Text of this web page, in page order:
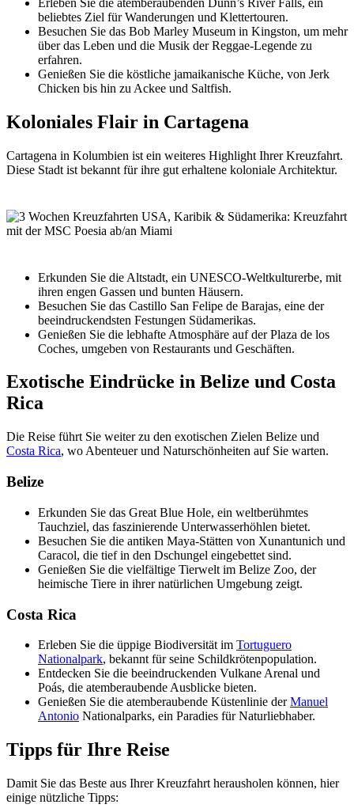
beliebtes Ziel für Wanderungen und Klettertouren.
Besuchen Sie das Bob Marley Museum in Kingston, um mehr
über das Leben und die Musik der Reggae-Legende zu
erfahren.
Genießen Sie die köstliche jamaikanische Küche, von Jerk
Chicken bis hin zu Ackee und Saltfish.
Koloniales Flair in Cartagena
Cartagena in Kolumbien ist ein weiteres Highlight Ihrer Kreuzfahrt.
Diese Stadt ist bekannt für ihre gut erhaltene koloniale Architektur.
Erkunden Sie die Altstadt, ein UNESCO-Weltkulturerbe, mit
ihren engen Gassen und bunten Häusern.
Besuchen Sie das Castillo San Felipe de Barajas, eine der
beeindruckendsten Festungen Südamerikas.
Genießen Sie die lebhafte Atmosphäre auf der Plaza de los
Coches, umgeben von Restaurants und Geschäften.
Exotische Eindrücke in Belize und Costa
Rica
Die Reise führt Sie weiter zu den exotischen Zielen Belize und
Costa Rica, wo Abenteuer und Naturschönheiten auf Sie warten.
Belize
Erkunden Sie das Great Blue Hole, ein weltberühmtes
Tauchziel, das faszinierende Unterwasserhöhlen bietet.
Besuchen Sie die antiken Maya-Stätten von Xunantunich und
Caracol, die tief in den Dschungel eingebettet sind.
Genießen Sie die vielfältige Tierwelt im Belize Zoo, der
heimische Tiere in ihrer natürlichen Umgebung zeigt.
Costa Rica
Erleben Sie die üppige Biodiversität im Tortuguero
Nationalpark, bekannt für seine Schildkrötenpopulation.
Entdecken Sie die beeindruckenden Vulkane Arenal und
Poás, die atemberaubende Ausblicke bieten.
Genießen Sie die atemberaubende Küstenlinie derManuel
Antonio Nationalparks, ein Paradies für Naturliebhaber.
Tipps für Ihre Reise
Damit Sie das Beste aus Ihrer Kreuzfahrt herausholen können, hier
einige nützliche Tipps: